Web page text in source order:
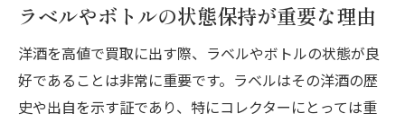
ラベルやボトルの状態保持が重要な理由
洋酒を高値で買取に出す際、ラベルやボトルの状態が良
好であることは非常に重要です。ラベルはその洋酒の歴
史や出自を示す証であり、特にコレクターにとっては重